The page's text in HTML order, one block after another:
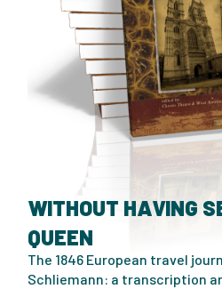
WITHOUT HAVING
QUEEN
The 1846 European travel
Schliemann: a transcription